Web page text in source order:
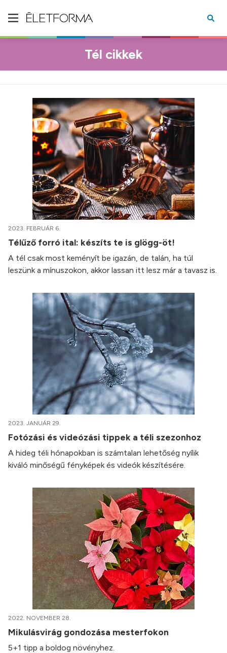
Tél cikkek
2023. FEBRUÁR 6.
Télűző forró ital: készíts te is glögg-öt!
A tél csak most keményít be igazán, de talán, ha túl
leszünk a mínuszokon, akkor lassan itt lesz már a tavasz is.
2023. JANUÁR 29.
Fotózási és videózási tippek a téli szezonhoz
A hideg téli hónapokban is számtalan lehetőség nyílik
kiváló minőségű fényképek és videók készítésére.
2022. NOVEMBER 28.
Mikulásvirág gondozása mesterfokon
5+1 tipp a boldog növényhez.